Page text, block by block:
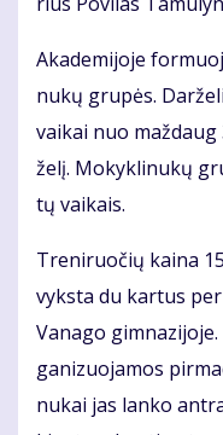
Aka­de­mi­jo­je
nu­kų gru­pės.
vai­kai nuo
že­lį. Mo­kyk­li­nu­kų
tų vai­kais.
Tre­ni­ruo­čių kai­na
vyks­ta du kar­tus
Va­na­go
ga­ni­zuo­ja­mos
nu­kai jas lan­ko